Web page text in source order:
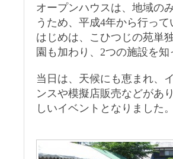
オープンハウスは、地域の
うため、平成4年から行って
はじめは、こひつじの苑単
園も加わり、2つの施設を
当日は、天候にも恵まれ、
ンスや模擬店販売などがあ
しいイベントとなりました。